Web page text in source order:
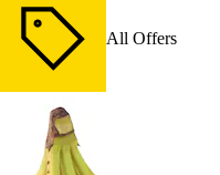
All Offers